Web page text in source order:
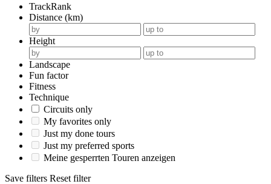
TrackRank
Distance (km)
Height
Landscape
Fun factor
Fitness
Technique
Circuits only
My favorites only
Just my done tours
Just my preferred sports
Meine gesperrten Touren anzeigen
Save filters Reset filter